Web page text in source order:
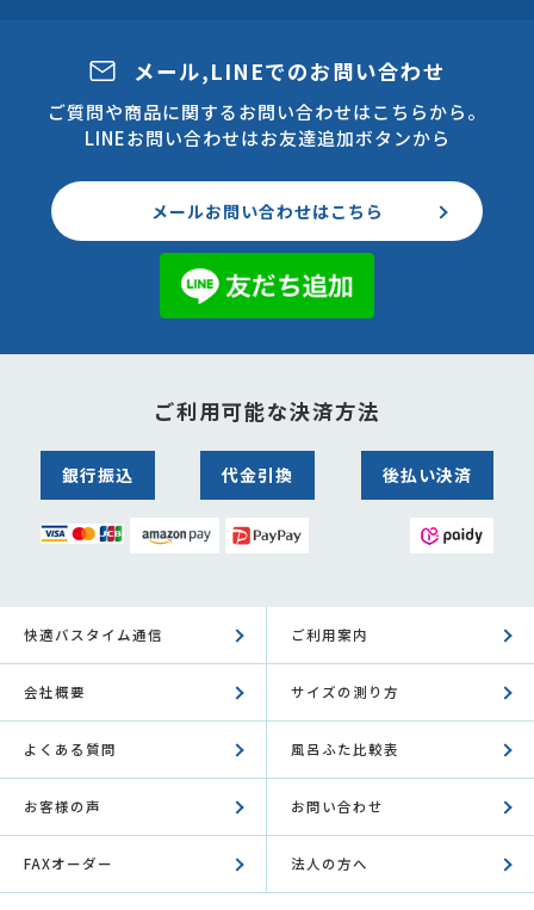
メール,LINEでのお問い合わせ
ご質問や商品に関するお問い合わせはこちらから。
LINEお問い合わせはお友達追加ボタンから
メールお問い合わせはこちら
ご利用可能な決済方法
銀行振込 代金引換 後払い決済
快適バスタイム通信 ご利用案内
会社概要 サイズの測り方
よくある質問 風呂ふた比較表
お客様の声 お問い合わせ
FAXオーダー 法人の方へ